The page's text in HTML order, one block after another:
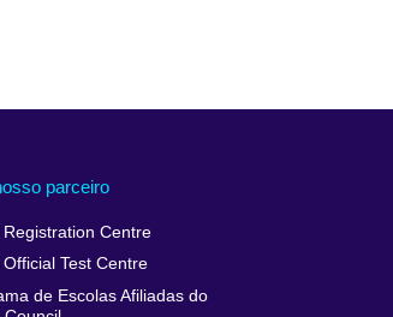
parceiro
Registration Centre
Official Test Centre
de Escolas Afiliadas do